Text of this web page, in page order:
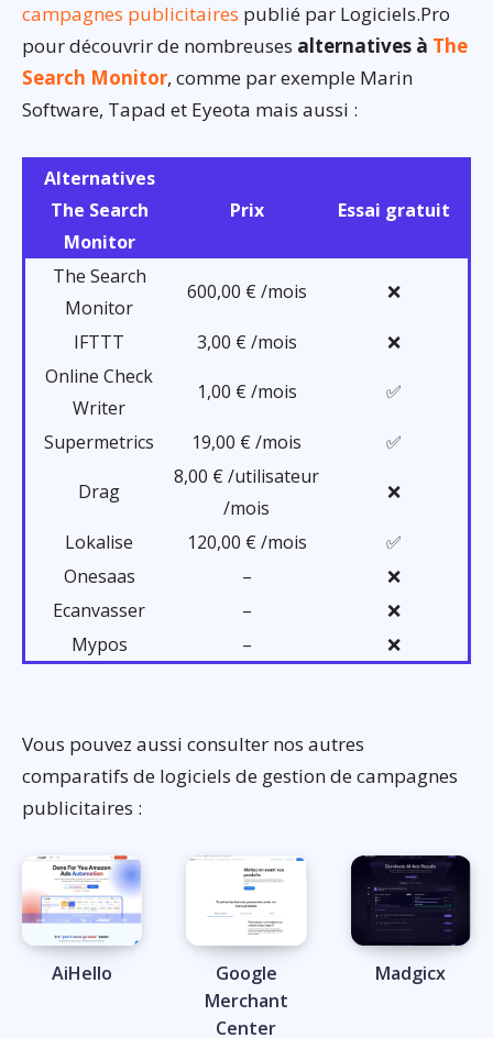
campagnes publicitaires publié par Logiciels.Pro
pour découvrir de nombreuses alternatives à The
Search Monitor, comme par exemple Marin
Software, Tapad et Eyeota mais aussi :
Alternatives
The Search
Monitor
Prix Essai gratuit
The Search
Monitor
600,00 € /mois ❌
IFTTT 3,00 € /mois
❌
Online Check
Writer
1,00 € /mois ✅
Supermetrics 19,00 € /mois ✅
Drag
8,00 € /utilisateur
/mois
❌
Lokalise 120,00 € /mois
✅
Onesaas
–
❌
Ecanvasser
–
❌
Mypos
– ❌
Vous pouvez aussi consulter nos autres
comparatifs de logiciels de gestion de campagnes
publicitaires :
AiHello
Google
Merchant
Center
Madgicx